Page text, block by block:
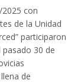
con
de la Unidad
participaron
pasado 30 de
de